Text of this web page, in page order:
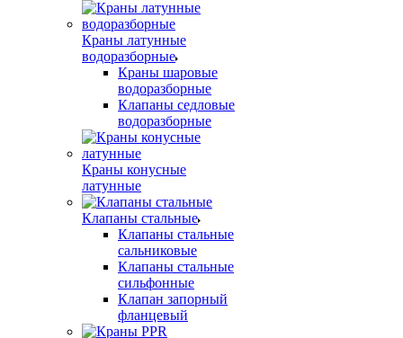
Краны латунные
водоразборные
Краны шаровые
водоразборные
Клапаны седловые
водоразборные
Краны конусные
латунные
Клапаны стальные
Клапаны стальные
сальниковые
Клапаны стальные
сильфонные
Клапан запорный
фланцевый